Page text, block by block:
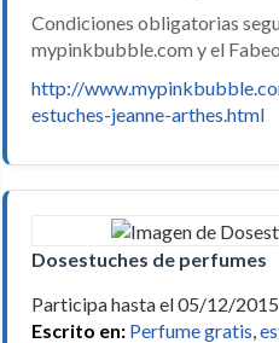
Condiciones obligatorias
mypinkbubble.com y el
http://
estuches-jeanne-arthes.html
Dosestuches de perfumes
Participa hasta el 05/12/2015
Escrito en: Perfume gratis